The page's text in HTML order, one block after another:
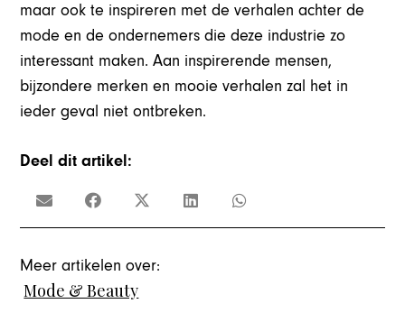
maar ook te inspireren met de verhalen achter de
mode en de ondernemers die deze industrie zo
interessant maken. Aan inspirerende mensen,
bijzondere merken en mooie verhalen zal het in
ieder geval niet ontbreken.
Deel dit artikel:
Meer artikelen over:
Mode & Beauty